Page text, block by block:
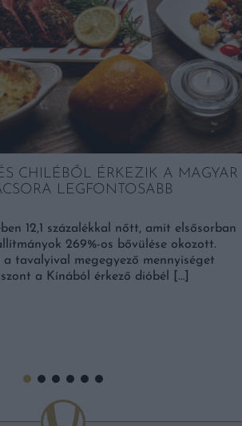
CHILÉBŐL ÉRKEZIK A MAGYAR
LEGFONTOSABB
12,1 százalékkal nőtt, amit elsősorban
269%-os bővülése okozott.
tavalyival megegyező mennyiséget
a Kínából érkező dióbél […]